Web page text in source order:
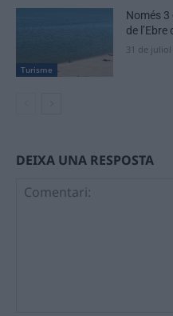
Turisme
Només
de
31 de juliol
DEIXA UNA RESPOSTA